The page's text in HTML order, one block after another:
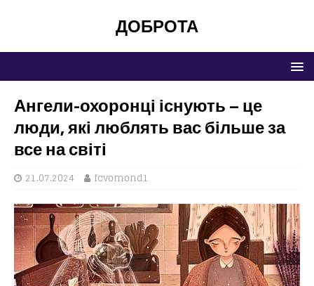
ДОБРОТА
Ангели-охоронці існують – це
люди, які люблять вас більше за
все на світі
21.07.2024 fcvomond1